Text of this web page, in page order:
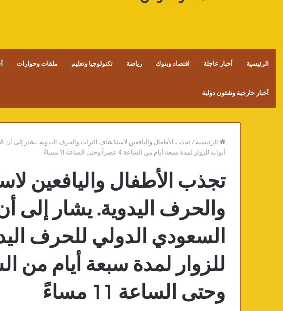
الرئيسية أخبار عاجلة اقتصاد وبنوك رياضة تكنولوجيا وتعليم ملفات وحوارات
أخبار خارجية وشئون دولية
الرئيسية/تجذب الأطفال واليافعين لاستكشاف التراث والحرف اليدوية. يشار إلى أن
أبوابه للزوار لمدة سبعة أيام من الساعة 4 عصراً وحتى الساعة 11 مساءً
تجذب الأطفال واليافعين
والحرف اليدوية. يشار إلى
السعودي الدولي للحرف
وحتى الساعة 11 مساءً